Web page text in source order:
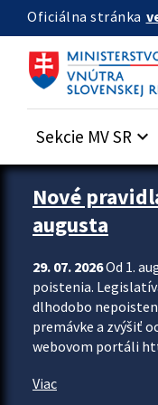
Preskocit na hlavný obsah
Oficiálna stránka
Sekcie MV SR keyboard_arrow_down
Zastavit automatický
Nové
augusta
29. 07. 2026Od 1.
poistenia.
dlhodobo
premávke a zvýšiť
webovom portáli
Viac